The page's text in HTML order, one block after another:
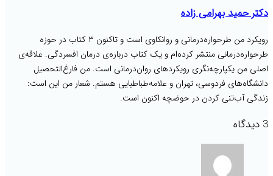
دکتر حمید بهرامی زاده
رویکرد من طرحواره‌‌درمانی و روانکاوی است و تاکنون ۳ کتاب در حوزه
طرحواره‌درمانی منتشر کرده‌ام و یک کتاب درباره‌ی درمان افسردگی. علاقه‌ی
اصلی من یکپارچه‌نگری رویکردهای روان‌درمانی است. من فارغ‌التحصیل
دانشگاه‌های فردوسی، تهران و علامه‌طباطبایی هستم. شعار من این است:
زندگی آب‌تنی کردن در حوضچه اکنون است.
3 دیدگاه